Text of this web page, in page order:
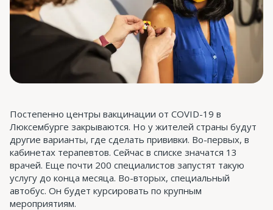
Постепенно центры вакцинации от COVID-19 в
Люксембурге закрываются. Но у жителей страны будут
другие варианты, где сделать прививки. Во-первых, в
кабинетах терапевтов. Сейчас в списке значатся 13
врачей. Еще почти 200 специалистов запустят такую
услугу до конца месяца. Во-вторых, специальный
автобус. Он будет курсировать по крупным
мероприятиям.